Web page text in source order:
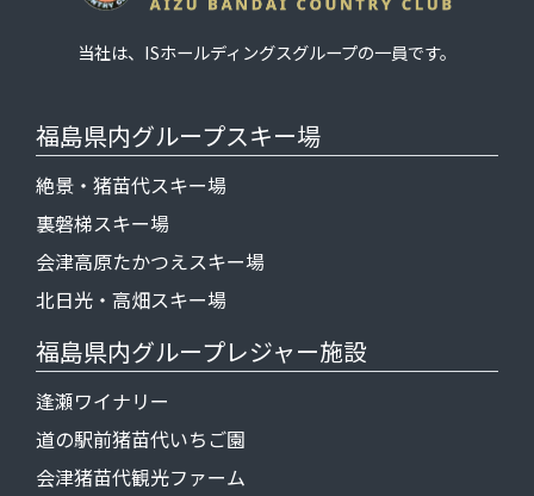
当社は、 ISホールディングスグループの一員です。
福島県内グループスキー場
絶景・猪苗代スキー場
裏磐梯スキー場
会津高原たかつえスキー場
北日光・高畑スキー場
福島県内グループレジャー施設
逢瀬ワイナリー
道の駅前猪苗代いちご園
会津猪苗代観光ファーム